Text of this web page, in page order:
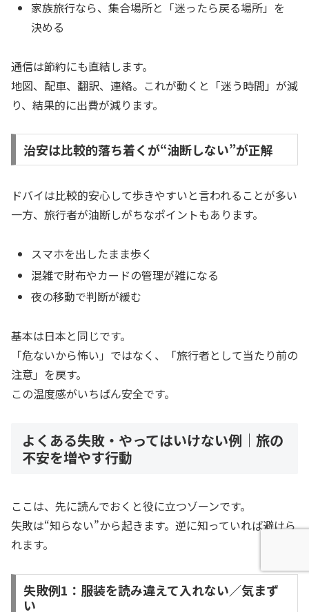
家族旅行なら、集合場所と「迷ったら戻る場所」を
決める
通信は節約にも直結します。
地図、配車、翻訳、連絡。これが動くと「迷う時間」が減
り、結果的に出費が減ります。
治安は比較的落ち着くが“油断しない”が正解
ドバイは比較的安心して歩きやすいと言われることが多い
一方、旅行者が油断しがちなポイントもあります。
スマホを出したまま歩く
混雑で財布やカードの管理が雑になる
夜の移動で判断が緩む
基本は日本と同じです。
「危ないから怖い」ではなく、「旅行者として当たり前の
注意」を戻す。
この温度感がいちばん安全です。
よくある失敗・やってはいけない例｜旅の
不安を増やす行動
ここは、先に読んでおくと役に立つゾーンです。
失敗は“知らない”から起きます。逆に知っていれば避けら
れます。
失敗例1：服装を読み違えて入れない／気まず
い